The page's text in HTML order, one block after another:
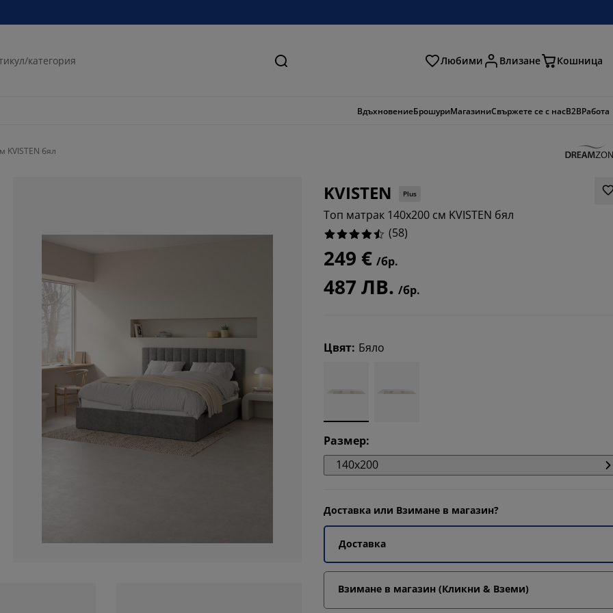
Търсене Любими Влизане Кошница
ВдъхновениеБрошуриМагазиниСвържете се с насB2BРабота
KVISTEN бял
KVISTEN Plus
Топ матрак 140x200 см KVISTEN бял
(58)
249 € /бр.
487 ЛВ. /бр.
Цвят: Бяло
Размер:
140x200
Доставка или Взимане в магазин?
Доставка
Взимане в магазин (Кликни & Вземи)
5.172413793103448%
3.4482758620689653%
5.172413793103448%